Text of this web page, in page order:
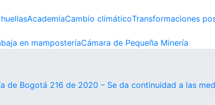
AcademiaCambio climáticoTransformaciones
en mamposteríaCámara de Pequeña Minería
de Bogotá 216 de 2020 – Se da continuidad a las